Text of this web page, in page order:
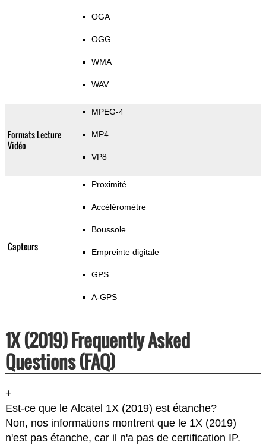
OGA
OGG
WMA
WAV
Formats Lecture
Vidéo
MPEG-4
MP4
VP8
Capteurs
Proximité
Accéléromètre
Boussole
Empreinte digitale
GPS
A-GPS
1X (2019) Frequently Asked
Questions (FAQ)
+
Est-ce que le Alcatel 1X (2019) est étanche?
Non, nos informations montrent que le 1X (2019)
n'est pas étanche, car il n'a pas de certification IP.